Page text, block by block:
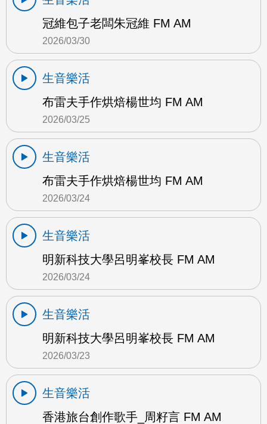
冠維包子老闆朱冠維 FM AM
2026/03/30
生音樂活
布雷夫手作烘焙楊世均 FM AM
2026/03/25
生音樂活
布雷夫手作烘焙楊世均 FM AM
2026/03/24
生音樂活
明新科技大學呂明峯校長 FM AM
2026/03/24
生音樂活
明新科技大學呂明峯校長 FM AM
2026/03/23
生音樂活
香港旅台創作歌手_周籽言 FM AM